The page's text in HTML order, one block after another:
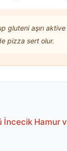
gluteni aşırı aktive
pizza sert olur.
İncecik Hamur